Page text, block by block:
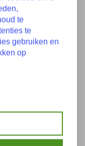
of
te
te
gebruiken en
op